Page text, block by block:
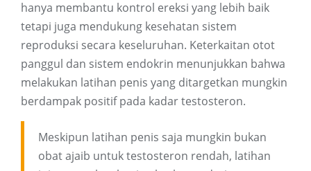
hanya membantu kontrol ereksi yang lebih baik
tetapi juga mendukung kesehatan sistem
reproduksi secara keseluruhan. Keterkaitan otot
panggul dan sistem endokrin menunjukkan bahwa
melakukan latihan penis yang ditargetkan mungkin
berdampak positif pada kadar testosteron.
Meskipun latihan penis saja mungkin bukan
obat ajaib untuk testosteron rendah, latihan